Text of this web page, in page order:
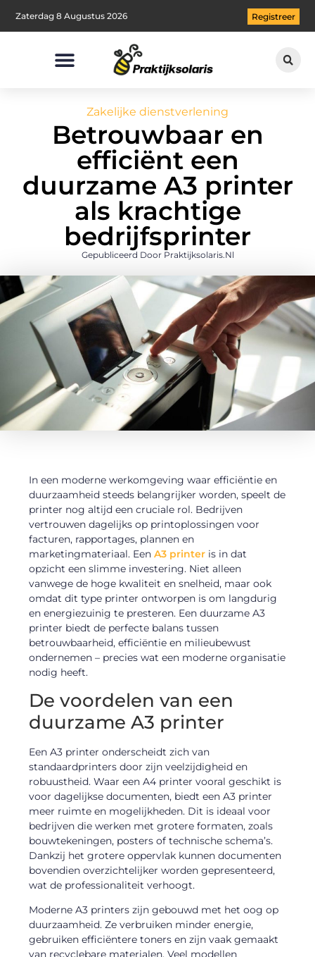
Zaterdag 8 Augustus 2026 Registreer
Zakelijke dienstverlening
Betrouwbaar en
efficiënt een
duurzame A3 printer
als krachtige
bedrijfsprinter
Gepubliceerd Door Praktijksolaris.nl
In een moderne werkomgeving waar efficiëntie en
duurzaamheid steeds belangrijker worden, speelt de
printer nog altijd een cruciale rol. Bedrijven
vertrouwen dagelijks op printoplossingen voor
facturen, rapportages, plannen en
marketingmateriaal. Een A3 printer is in dat
opzicht een slimme investering. Niet alleen
vanwege de hoge kwaliteit en snelheid, maar ook
omdat dit type printer ontworpen is om langdurig
en energiezuinig te presteren. Een duurzame A3
printer biedt de perfecte balans tussen
betrouwbaarheid, efficiëntie en milieubewust
ondernemen – precies wat een moderne organisatie
nodig heeft.
De voordelen van een
duurzame A3 printer
Een A3 printer onderscheidt zich van
standaardprinters door zijn veelzijdigheid en
robuustheid. Waar een A4 printer vooral geschikt is
voor dagelijkse documenten, biedt een A3 printer
meer ruimte en mogelijkheden. Dit is ideaal voor
bedrijven die werken met grotere formaten, zoals
bouwtekeningen, posters of technische schema’s.
Dankzij het grotere oppervlak kunnen documenten
bovendien overzichtelijker worden gepresenteerd,
wat de professionaliteit verhoogt.
Moderne A3 printers zijn gebouwd met het oog op
duurzaamheid. Ze verbruiken minder energie,
gebruiken efficiëntere toners en zijn vaak gemaakt